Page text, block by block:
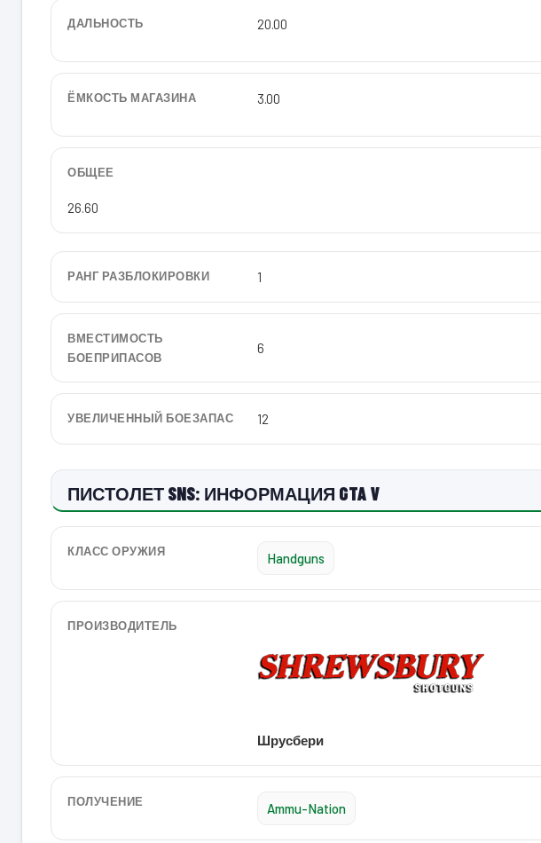
ДАЛЬНОСТЬ 20.00
ЁМКОСТЬ МАГАЗИНА 3.00
ОБЩЕЕ
26.60
РАНГ РАЗБЛОКИРОВКИ 1
ВМЕСТИМОСТЬ
БОЕПРИПАСОВ
6
УВЕЛИЧЕННЫЙ БОЕЗАПАС 12
ПИСТОЛЕТ SNS: ИНФОРМАЦИЯ GTA V
КЛАСС ОРУЖИЯ Handguns
ПРОИЗВОДИТЕЛЬ
Шрусбери
ПОЛУЧЕНИЕ Ammu-Nation